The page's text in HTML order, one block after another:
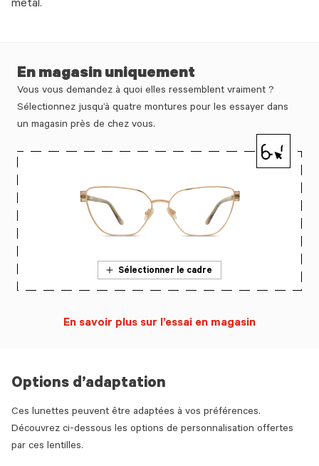
métal.
Options d’adaptation
Ces lunettes peuvent être adaptées à vos préférences.
Découvrez ci-dessous les options de personnalisation offertes
par ces lentilles.
En magasin uniquement
Vous vous demandez à quoi elles ressemblent vraiment ?
Sélectionnez jusqu’à quatre montures pour les essayer dans
un magasin près de chez vous.
Sélectionner le cadre
En savoir plus sur l’essai en magasin